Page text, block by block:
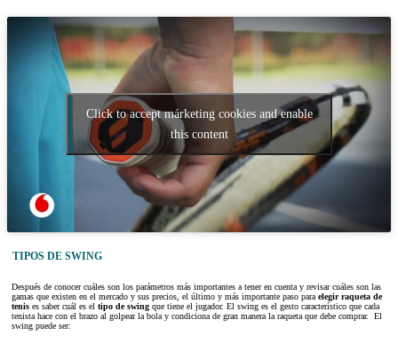
Click to accept márketing cookies and enable
this content
TIPOS DE SWING
Después de conocer cuáles son los parámetros más importantes a tener en cuenta y revisar cuáles son las
gamas que existen en el mercado y sus precios, el último y más importante paso para elegir raqueta de
tenis es saber cuál es el tipo de swing que tiene el jugador. El swing es el gesto característico que cada
tenista hace con el brazo al golpear la bola y condiciona de gran manera la raqueta que debe comprar. El
swing puede ser: